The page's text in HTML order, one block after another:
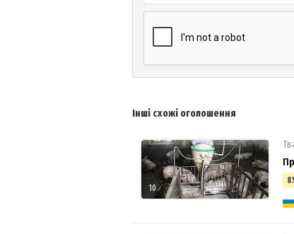
Інші схожі оголошення
10